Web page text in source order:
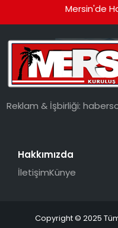
Mersin'de
Reklam & İşbirliği:
Hakkımızda
İletişimKünye
Copyright © 2025 Tüm